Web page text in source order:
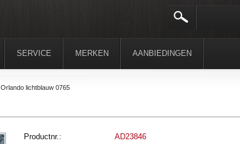
Orlando lichtblauw 0765
Productnr.:
AD23846
SERVICE MERKEN AANBIEDINGEN